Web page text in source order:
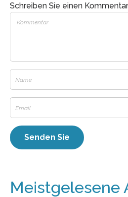
Schreiben Sie einen Kommentar
Meistgelesene